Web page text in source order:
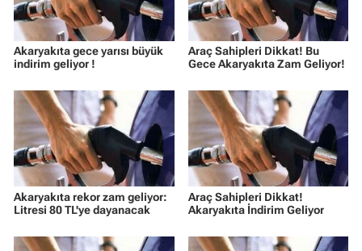
Akaryakıta gece yarısı büyük
indirim geliyor !
Araç Sahipleri Dikkat! Bu
Gece Akaryakıta Zam Geliyor!
Akaryakıta rekor zam geliyor:
Litresi 80 TL'ye dayanacak
Araç Sahipleri Dikkat!
Akaryakıta İndirim Geliyor